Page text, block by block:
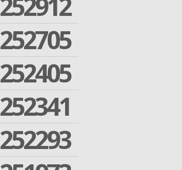
252705
252405
252341
252293